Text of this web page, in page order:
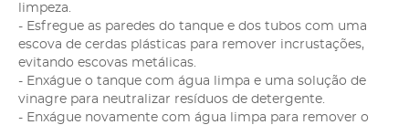
limpeza.
- Esfregue as paredes do tanque e dos tubos com uma
escova de cerdas plásticas para remover incrustações,
evitando escovas metálicas.
- Enxágue o tanque com água limpa e uma solução de
vinagre para neutralizar resíduos de detergente.
- Enxágue novamente com água limpa para remover o